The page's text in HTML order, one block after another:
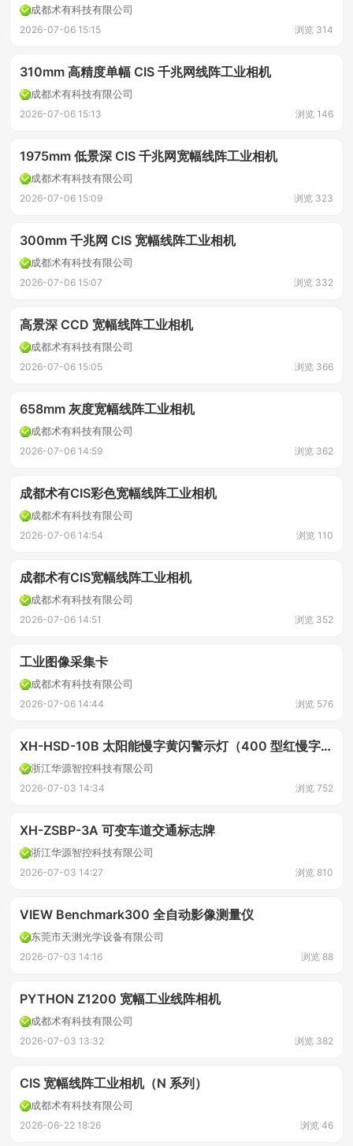
成都术有科技有限公司
2026-07-06 15:15 浏览 314
310mm 高精度单幅 CIS 千兆网线阵工业相机
成都术有科技有限公司
2026-07-06 15:13 浏览 146
1975mm 低景深 CIS 千兆网宽幅线阵工业相机
成都术有科技有限公司
2026-07-06 15:09 浏览 323
300mm 千兆网 CIS 宽幅线阵工业相机
成都术有科技有限公司
2026-07-06 15:07 浏览 332
高景深 CCD 宽幅线阵工业相机
成都术有科技有限公司
2026-07-06 15:05 浏览 366
658mm 灰度宽幅线阵工业相机
成都术有科技有限公司
2026-07-06 14:59 浏览 362
成都术有CIS彩色宽幅线阵工业相机
成都术有科技有限公司
2026-07-06 14:54 浏览 110
成都术有CIS宽幅线阵工业相机
成都术有科技有限公司
2026-07-06 14:51 浏览 352
工业图像采集卡
成都术有科技有限公司
2026-07-06 14:44 浏览 576
XH-HSD-10B 太阳能慢字黄闪警示灯（400 型红慢字黄闪灯）
浙江华源智控科技有限公司
2026-07-03 14:34 浏览 752
XH-ZSBP-3A 可变车道交通标志牌
浙江华源智控科技有限公司
2026-07-03 14:27 浏览 810
VIEW Benchmark300 全自动影像测量仪
东莞市天测光学设备有限公司
2026-07-03 14:16 浏览 88
PYTHON Z1200 宽幅工业线阵相机
成都术有科技有限公司
2026-07-03 13:32 浏览 382
CIS 宽幅线阵工业相机（N 系列）
成都术有科技有限公司
2026-06-22 18:26 浏览 46